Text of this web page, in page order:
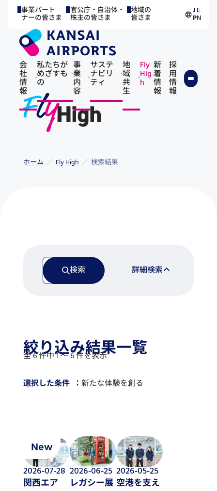
事業パート
ナーの皆さま
官公庁・自治体・
株主の皆さま
地域の
皆さま
J
P／
E
N
会
社
情
報
私たちが
めざすも
の
事
業
内
容
サステ
ナビリ
ティ
地
域
共
生
Fly
Hig
h
新
着
情
報
採
用
情
報
ホーム Fly High 検索結果
検索 詳細検索
絞り込み結果一覧
全 6 件中 1 〜 6 件を表示
選択した条件 新たな体験を創る
New
2026-07-28
関西エア
2026-06-25
レガシー展
2026-05-25
空港を支え